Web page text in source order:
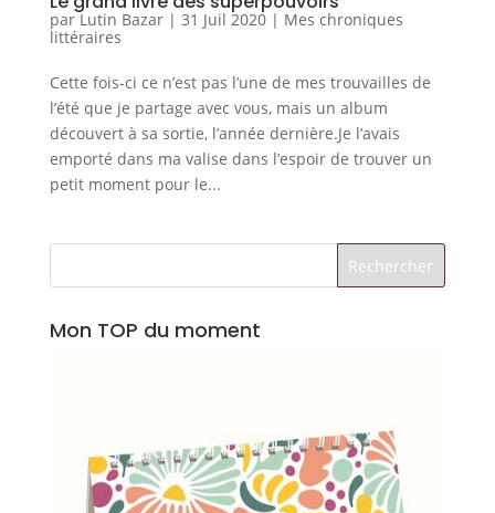
par Lutin Bazar| 31 Juil 2020| Mes chroniques
littéraires
Cette fois-ci ce n’est pas l’une de mes trouvailles de
l’été que je partage avec vous, mais un album
découvert à sa sortie, l’année dernière.Je l’avais
emporté dans ma valise dans l’espoir de trouver un
petit moment pour le...
Mon TOP du moment